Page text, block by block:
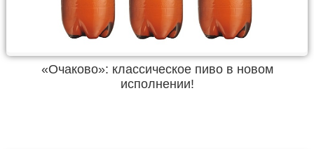
«Очаково»: классическое пиво в новом
исполнении!